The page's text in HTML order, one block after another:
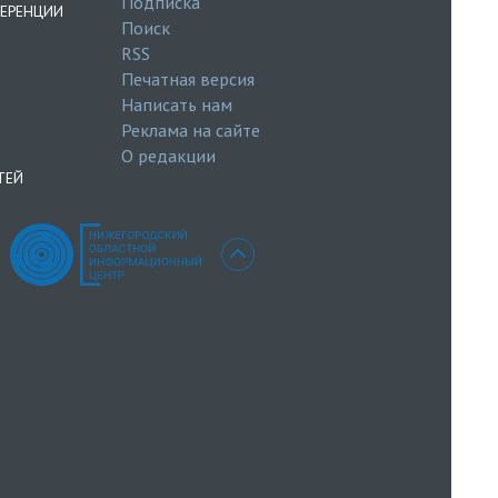
Поиск
RSS
Печатная версия
Написать нам
Реклама на сайте
О редакции